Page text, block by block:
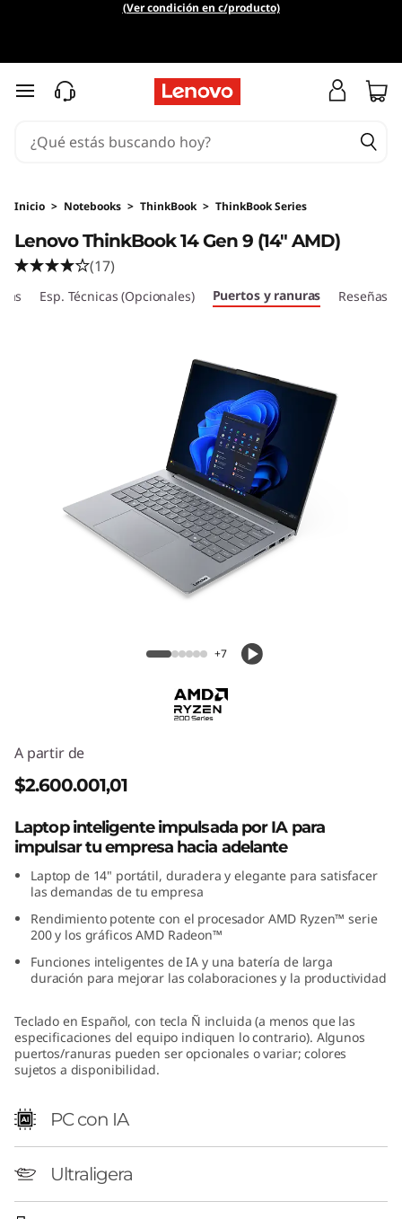
(Ver condición en c/producto)
Ir al contenido principal
Inicio > Notebooks > ThinkBook > ThinkBook Series
Lenovo ThinkBook 14 Gen 9 (14" AMD)
(17)
Esp. Técnicas (Opcionales) Puertos y ranuras Reseñas
+7
A partir de
$2.600.001,01
Laptop inteligente impulsada por IA para
impulsar tu empresa hacia adelante
Laptop de 14" portátil, duradera y elegante para satisfacer
las demandas de tu empresa
Rendimiento potente con el procesador AMD Ryzen™ serie
200 y los gráficos AMD Radeon™
Funciones inteligentes de IA y una batería de larga
duración para mejorar las colaboraciones y la productividad
Teclado en Español, con tecla Ñ incluida (a menos que las
especificaciones del equipo indiquen lo contrario). Algunos
puertos/ranuras pueden ser opcionales o variar; colores
sujetos a disponibilidad.
PC con IA
Ultraligera